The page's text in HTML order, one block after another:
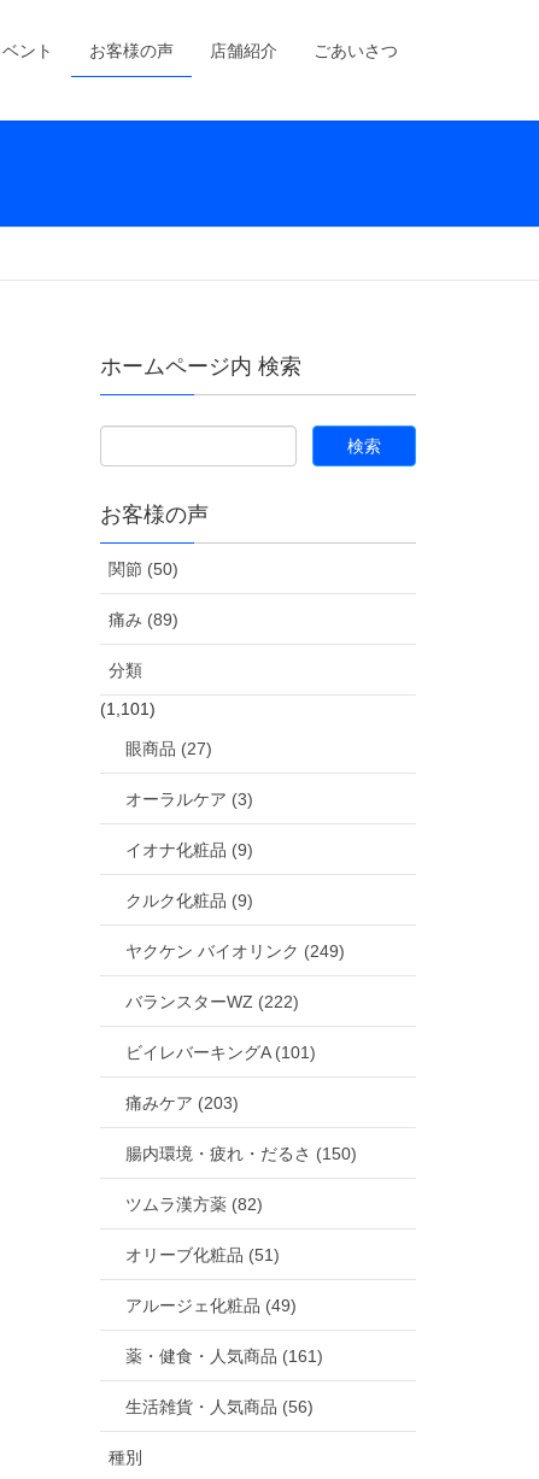
ント お客様の声 店舗紹介 ごあいさつ
ホームページ内 検索
お客様の声
関節 (50)
痛み (89)
分類
(1,101)
眼商品 (27)
オーラルケア (3)
イオナ化粧品 (9)
クルク化粧品 (9)
ヤクケン バイオリンク (249)
バランスターWZ (222)
ビイレバーキングA (101)
痛みケア (203)
腸内環境・疲れ・だるさ (150)
ツムラ漢方薬 (82)
オリーブ化粧品 (51)
アルージェ化粧品 (49)
薬・健食・人気商品 (161)
生活雑貨・人気商品 (56)
種別